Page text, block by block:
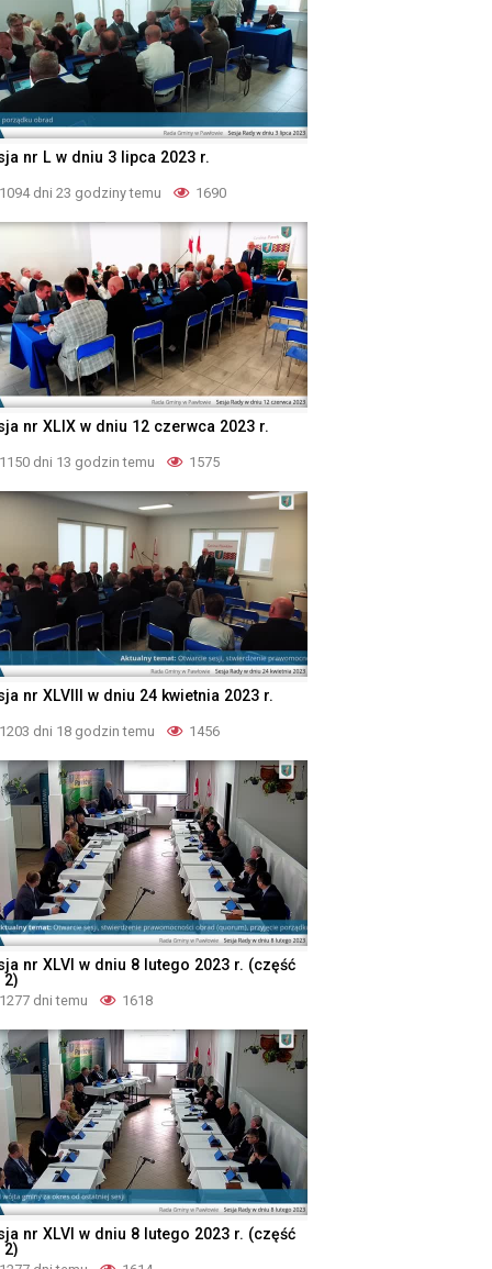
nr L w dniu 3 lipca 2023 r.
1094 dni 23 godziny temu 1690
nr XLIX w dniu 12 czerwca 2023 r.
1150 dni 13 godzin temu 1575
nr XLVIII w dniu 24 kwietnia 2023 r.
1203 dni 18 godzin temu 1456
nr XLVI w dniu 8 lutego 2023 r. (część
2)
1277 dni temu 1618
nr XLVI w dniu 8 lutego 2023 r. (część
2)